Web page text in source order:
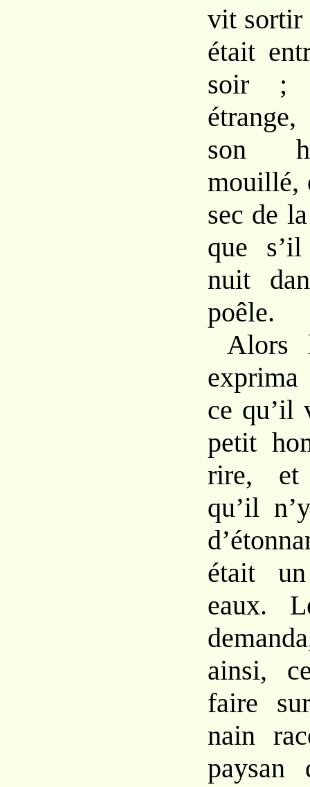
vit sortir
était
soir ;
son
mouillé,
sec de
que
nuit
poêle.
Alors
exprima
ce qu’il
petit
rire, et
qu’il
était
eaux.
ainsi,
faire
nain
paysan